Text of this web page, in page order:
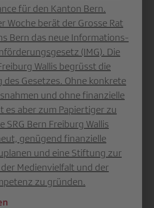
für den Kanton Bern.
Woche berät der Grosse Rat
Bern das neue Informations-
(IMG). Die
Wallis begrüsst die
des Gesetzes. Ohne konkrete
und ohne finanzielle
es aber zum Papiertiger zu
SRG Bern Freiburg Wallis
genügend finanzielle
und eine Stiftung zur
Medienvielfalt und der
zu gründen.